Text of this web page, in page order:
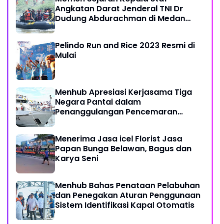
Angkatan Darat Jenderal TNI Dr
Dudung Abdurachman di Medan
Pelindo Run and Rice 2023 Resmi di
Mulai
Menhub Apresiasi Kerjasama Tiga
Negara Pantai dalam
Penanggulangan Pencemaran
Menerima Jasa icel Florist Jasa
Papan Bunga Belawan, Bagus dan
Karya Seni
Menhub Bahas Penataan Pelabuhan
dan Penegakan Aturan Penggunaan
Sistem Identifikasi Kapal Otomatis